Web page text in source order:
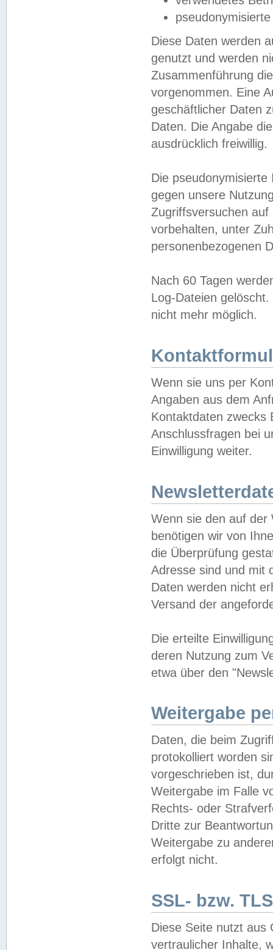
Diese Daten werden
genutzt und werden
Zusammenführung
vorgenommen. Eine
geschäftlicher Daten
Daten. Die Angabe
ausdrücklich freiwillig.
Die
gegen unsere
Zugriffsversuchen
vorbehalten, unter
personenbezogenen
Nach 60 Tagen
Log-Dateien
nicht mehr möglich.
Wenn sie uns per
Angaben aus dem
Kontaktdaten zwecks
Anschlussfragen bei
Einwilligung weiter.
Wenn sie den auf der
benötigen wir von
die Überprüfung
Adresse sind und mit
Daten werden nicht
Versand der
Die erteilte
deren Nutzung zum
etwa über den
Weitergabe
Daten, die beim
protokolliert worden
vorgeschrieben ist,
Weitergabe im Falle
Rechts- oder
Dritte zur
Weitergabe zu
erfolgt nicht.
SSL- bzw.
Diese Seite nutzt aus
vertraulicher Inhalte,